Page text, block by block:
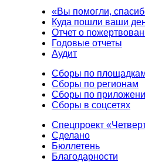
«Вы помогли,
Куда пошли ваши
Отчет о
Годовые отчеты
Аудит
Сборы по
Сборы по регионам
Сборы по
Сборы в соцсетях
Спецпроект
Сделано
Бюллетень
Благодарности